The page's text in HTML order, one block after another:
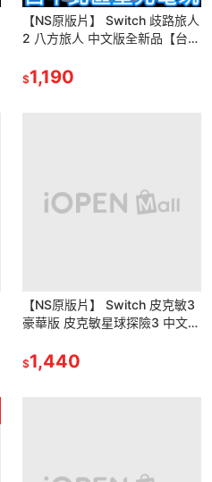
【NS原版片】 Switch 歧路旅人
2 八方旅人 中文版全新品【台中
$1,190
【NS原版片】 Switch 皮克敏3
豪華版 皮克敏星球探險3 中文版
$1,440